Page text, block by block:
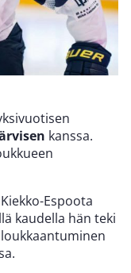
kanssa.
Espoota
kaudella hän teki